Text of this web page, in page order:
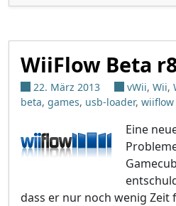
WiiFlow Beta
22. März 2013 vWii, Wii,
beta, games, usb-loader, wiiflow
Eine
dass er nur noch wenig Zeit